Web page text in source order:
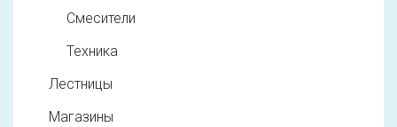
Смесители
Техника
Лестницы
Магазины